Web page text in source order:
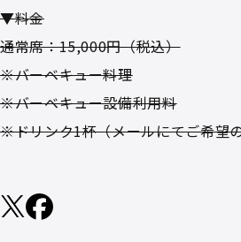
▼料金
通常席：15,000円（税込）
※バーベキュー料理
※バーベキュー設備利用料
※ドリンク1杯（メールにてご希望